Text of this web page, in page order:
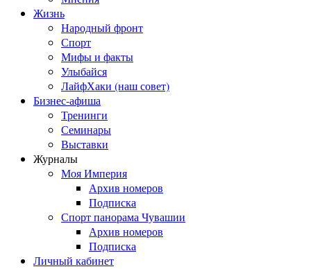
Жизнь
Народный фронт
Спорт
Мифы и факты
Улыбайся
ЛайфХаки (наш совет)
Бизнес-афиша
Тренинги
Семинары
Выставки
Журналы
Моя Империя
Архив номеров
Подписка
Спорт панорама Чувашии
Архив номеров
Подписка
Личный кабинет